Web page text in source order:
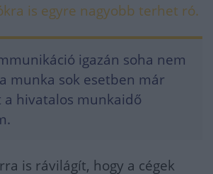
is egyre nagyobb terhet ró.
igazán soha nem
munka sok esetben már
a hivatalos munkaidő
is rávilágít, hogy a cégek